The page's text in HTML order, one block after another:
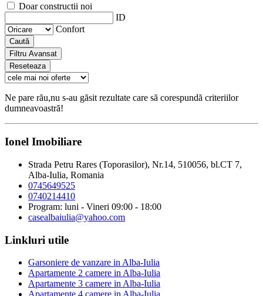
Doar constructii noi
ID
Confort
Caută
Filtru Avansat
Reseteaza
Ne pare rău,nu s-au găsit rezultate care să corespundă criteriilor
dumneavoastră!
Ionel Imobiliare
Strada Petru Rares (Toporasilor), Nr.14, 510056, bl.CT 7,
Alba-Iulia, Romania
0745649525
0740214410
Program: luni - Vineri 09:00 - 18:00
casealbaiulia@yahoo.com
Linkluri utile
Garsoniere de vanzare in Alba-Iulia
Apartamente 2 camere in Alba-Iulia
Apartamente 3 camere in Alba-Iulia